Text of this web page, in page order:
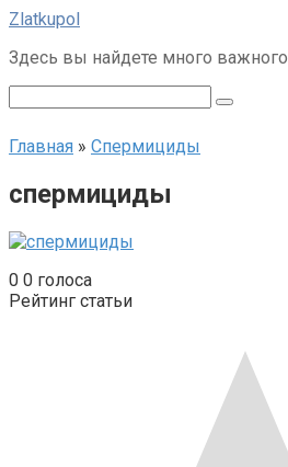
Перейти
контенту
Zlatkupol
Здесь вы найдете много важного
Главная » Спермициды
спермициды
0 0 голоса
Рейтинг статьи